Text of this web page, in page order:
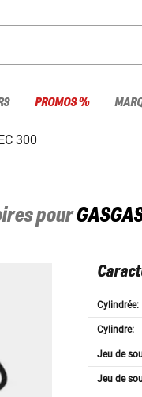
PROMOS %
300
pour
Cylindrée:
Cylindre:
Jeu de
Jeu de